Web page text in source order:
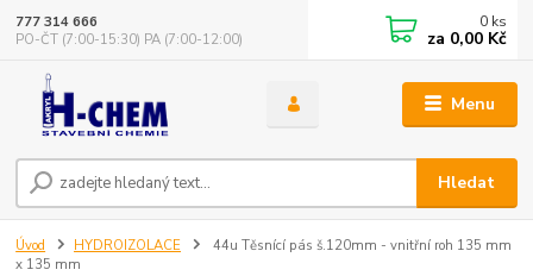
Menu
Hledat
777 314 666
PO-ČT (7:00-15:30) PA (7:00-12:00)
0 ks
za 0,00 Kč
Úvod HYDROIZOLACE
44u Těsnící pás š.120mm - vnitřní roh 135 mm
x 135 mm